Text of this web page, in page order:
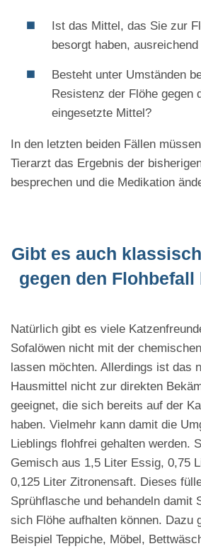
Ist das Mittel, das Sie zur
besorgt haben,
Besteht unter Umständen
Resistenz der Flöhe gegen
eingesetzte Mittel?
In den letzten beiden Fällen
Tierarzt das Ergebnis der
besprechen und die Medikation
Gibt es auch
gegen den Flohbefall
Natürlich gibt es viele
Sofalöwen nicht mit der
lassen möchten. Allerdings ist das
Hausmittel nicht zur direkten
geeignet, die sich bereits auf der
haben. Vielmehr kann damit die
Lieblings flohfrei gehalten werden.
Gemisch aus 1,5 Liter Essig, 0,75
0,125 Liter Zitronensaft. Dieses
Sprühflasche und behandeln damit
sich Flöhe aufhalten können. Dazu
Beispiel Teppiche, Möbel,